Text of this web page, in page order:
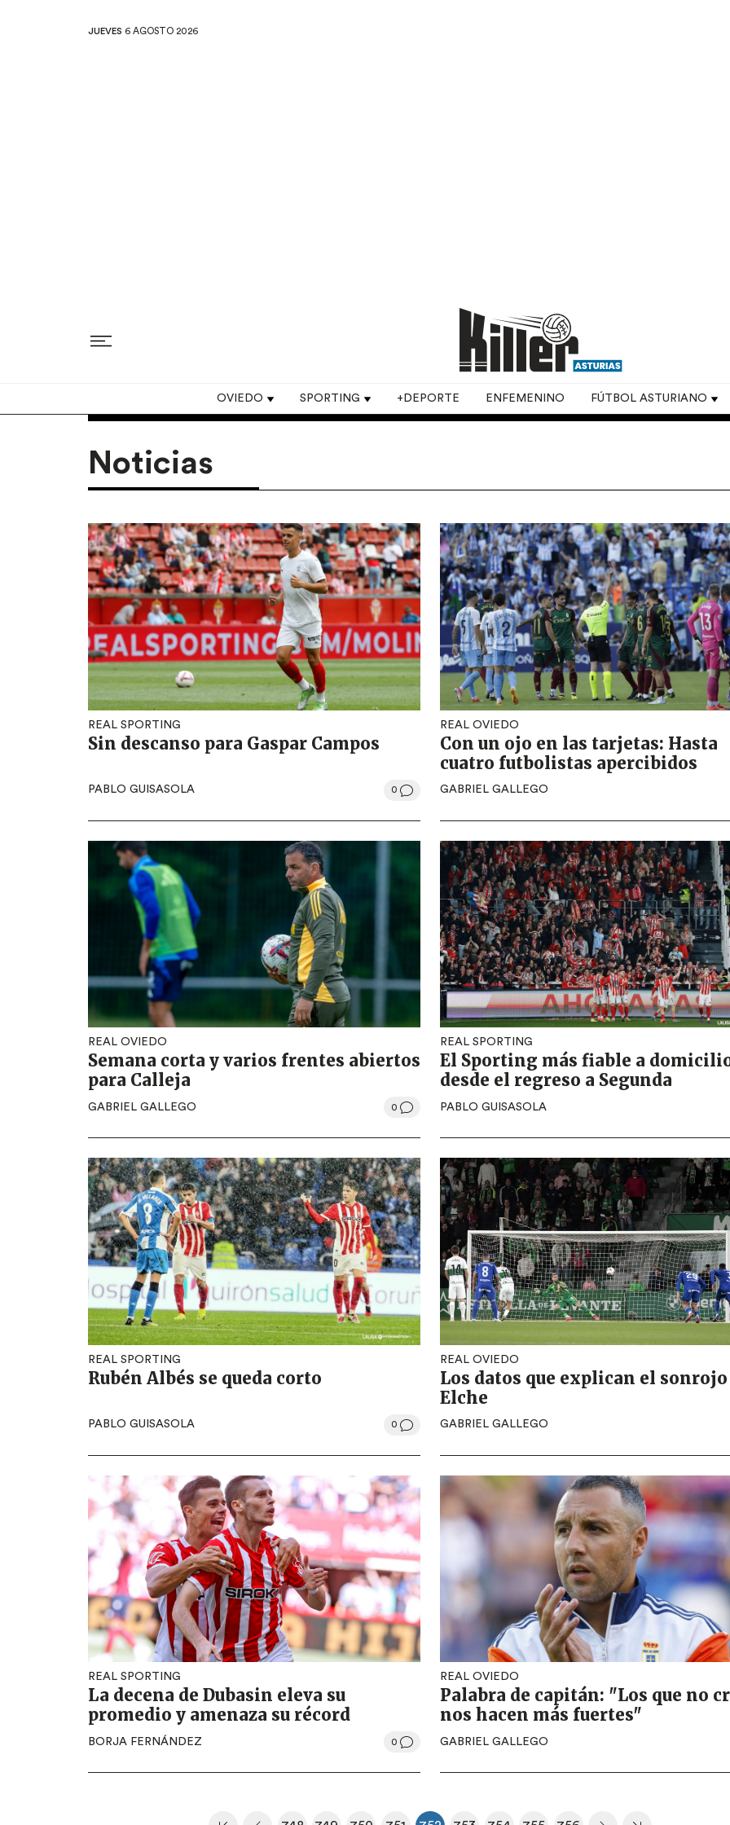
JUEVES 6 AGOSTO 2026
Top navigation
OVIEDO SPORTING +DEPORTE ENFEMENINO FÚTBOL ASTURIANO
Noticias
REAL SPORTING
Sin descanso para Gaspar Campos
PABLO GUISASOLA 0
REAL OVIEDO
Con un ojo en las tarjetas: Hasta
cuatro futbolistas apercibidos
GABRIEL GALLEGO
REAL OVIEDO
Semana corta y varios frentes abiertos
para Calleja
GABRIEL GALLEGO 0
REAL SPORTING
El Sporting más fiable a
desde el regreso a Segunda
PABLO GUISASOLA
REAL SPORTING
Rubén Albés se queda corto
PABLO GUISASOLA 0
REAL OVIEDO
Los datos que explican el sonrojo
Elche
GABRIEL GALLEGO
REAL SPORTING
La decena de Dubasin eleva su
promedio y amenaza su récord
BORJA FERNÁNDEZ 0
REAL OVIEDO
Palabra de capitán: "Los que no
nos hacen más fuertes"
GABRIEL GALLEGO